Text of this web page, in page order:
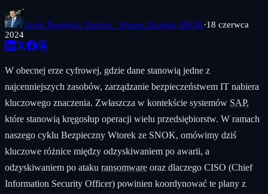
Jacek Bugajski· Partner · Prezes Zarządu SNOK·18 czerwca
2024
W obecnej erze cyfrowej, gdzie dane stanowią jedne z
najcenniejszych zasobów, zarządzanie bezpieczeństwem IT nabiera
kluczowego znaczenia. Zwłaszcza w kontekście systemów SAP,
które stanowią kręgosłup operacji wielu przedsiębiorstw. W ramach
naszego cyklu Bezpieczny Wtorek ze SNOK, omówimy dziś
kluczowe różnice między odzyskiwaniem po awarii, a
odzyskiwaniem po ataku ransomware oraz dlaczego CISO (Chief
Information Security Officer) powinien koordynować te plany z